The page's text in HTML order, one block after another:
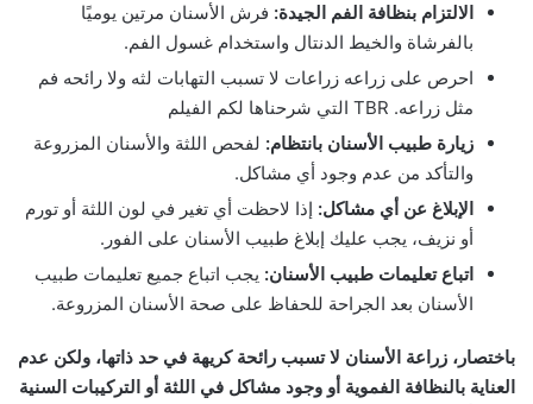
الالتزام بنظافة الفم الجيدة: فرش الأسنان مرتين يوميًا
بالفرشاة والخيط الدنتال واستخدام غسول الفم.
احرص على زراعه زراعات لا تسبب التهابات لثه ولا رائحه فم
مثل زراعه. TBR التي شرحناها لكم الفيلم
زيارة طبيب الأسنان بانتظام: لفحص اللثة والأسنان المزروعة
والتأكد من عدم وجود أي مشاكل.
الإبلاغ عن أي مشاكل: إذا لاحظت أي تغير في لون اللثة أو تورم
أو نزيف، يجب عليك إبلاغ طبيب الأسنان على الفور.
اتباع تعليمات طبيب الأسنان: يجب اتباع جميع تعليمات طبيب
الأسنان بعد الجراحة للحفاظ على صحة الأسنان المزروعة.
باختصار، زراعة الأسنان لا تسبب رائحة كريهة في حد ذاتها، ولكن عدم
العناية بالنظافة الفموية أو وجود مشاكل في اللثة أو التركيبات السنية